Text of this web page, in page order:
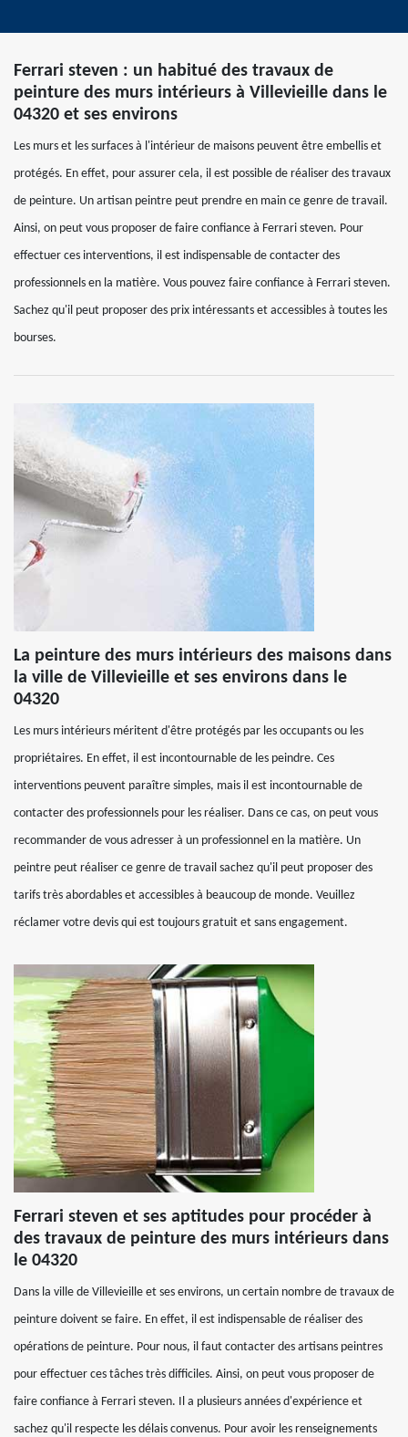
Ferrari steven : un habitué des travaux de
peinture des murs intérieurs à Villevieille dans le
04320 et ses environs
Les murs et les surfaces à l'intérieur de maisons peuvent être embellis et
protégés. En effet, pour assurer cela, il est possible de réaliser des travaux
de peinture. Un artisan peintre peut prendre en main ce genre de travail.
Ainsi, on peut vous proposer de faire confiance à Ferrari steven. Pour
effectuer ces interventions, il est indispensable de contacter des
professionnels en la matière. Vous pouvez faire confiance à Ferrari steven.
Sachez qu'il peut proposer des prix intéressants et accessibles à toutes les
bourses.
La peinture des murs intérieurs des maisons dans
la ville de Villevieille et ses environs dans le
04320
Les murs intérieurs méritent d'être protégés par les occupants ou les
propriétaires. En effet, il est incontournable de les peindre. Ces
interventions peuvent paraître simples, mais il est incontournable de
contacter des professionnels pour les réaliser. Dans ce cas, on peut vous
recommander de vous adresser à un professionnel en la matière. Un
peintre peut réaliser ce genre de travail sachez qu'il peut proposer des
tarifs très abordables et accessibles à beaucoup de monde. Veuillez
réclamer votre devis qui est toujours gratuit et sans engagement.
Ferrari steven et ses aptitudes pour procéder à
des travaux de peinture des murs intérieurs dans
le 04320
Dans la ville de Villevieille et ses environs, un certain nombre de travaux de
peinture doivent se faire. En effet, il est indispensable de réaliser des
opérations de peinture. Pour nous, il faut contacter des artisans peintres
pour effectuer ces tâches très difficiles. Ainsi, on peut vous proposer de
faire confiance à Ferrari steven. Il a plusieurs années d'expérience et
sachez qu'il respecte les délais convenus. Pour avoir les renseignements